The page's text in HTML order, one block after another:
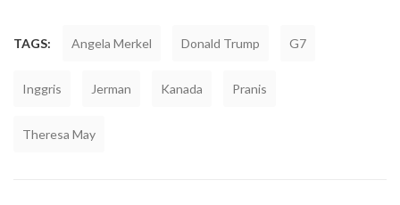
TAGS: Angela Merkel Donald Trump G7
Inggris Jerman Kanada Pranis
Theresa May